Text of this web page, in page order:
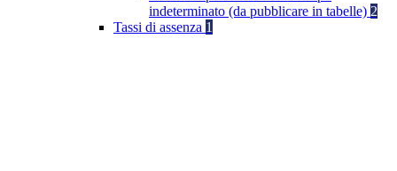
indeterminato (da pubblicare in tabelle) 2
Tassi di assenza 1